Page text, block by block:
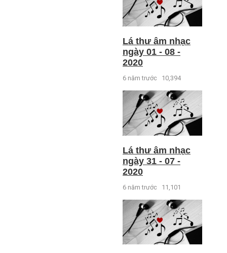
Lá thư âm nhạc
ngày 01 - 08 -
2020
6 năm trước 10,394
Lá thư âm nhạc
ngày 31 - 07 -
2020
6 năm trước 11,101